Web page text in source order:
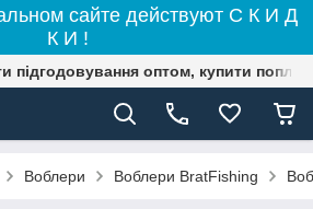
сайте действуют С К И Д
К И !
підгодовування оптом, купити
Воблери Воблери BratFishing